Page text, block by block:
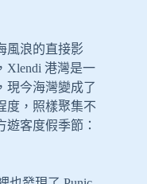
風浪的直接影
Xlendi 港灣是一
現今海灣變成了
度，照樣聚集不
客度假季節：